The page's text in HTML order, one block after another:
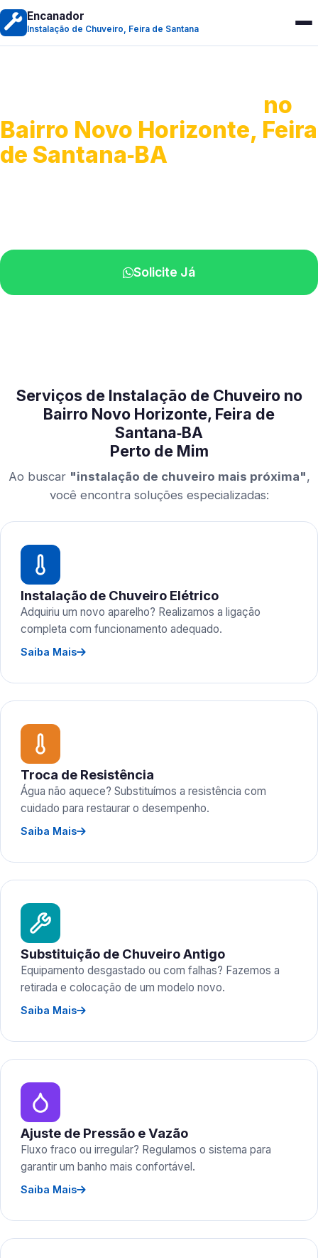
Encanador
Instalação de Chuveiro, Feira de Santana
no
Bairro Novo Horizonte, Feira
de Santana‑BA
Solicite Já
Serviços de Instalação de Chuveiro no
Bairro Novo Horizonte, Feira de
Santana‑BA
Perto de Mim
Ao buscar "instalação de chuveiro mais próxima",
você encontra soluções especializadas:
Instalação de Chuveiro Elétrico
Adquiriu um novo aparelho? Realizamos a ligação
completa com funcionamento adequado.
Saiba Mais
Troca de Resistência
Água não aquece? Substituímos a resistência com
cuidado para restaurar o desempenho.
Saiba Mais
Substituição de Chuveiro Antigo
Equipamento desgastado ou com falhas? Fazemos a
retirada e colocação de um modelo novo.
Saiba Mais
Ajuste de Pressão e Vazão
Fluxo fraco ou irregular? Regulamos o sistema para
garantir um banho mais confortável.
Saiba Mais